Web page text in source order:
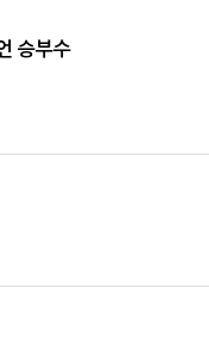
승부수